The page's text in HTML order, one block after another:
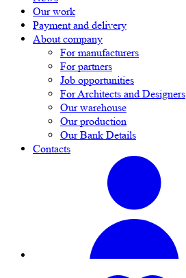
Our work
Payment and delivery
About company
For manufacturers
For partners
Job opportunities
For Architects and Designers
Our warehouse
Our production
Our Bank Details
Contacts